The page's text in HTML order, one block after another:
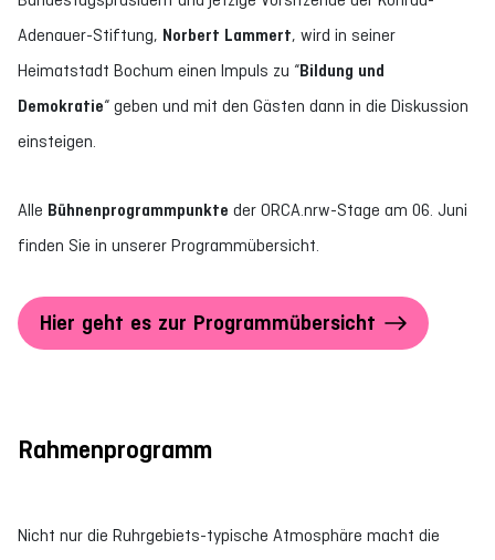
Adenauer-Stiftung, Norbert Lammert, wird in seiner
Heimatstadt Bochum einen Impuls zu “Bildung und
Demokratie“ geben und mit den Gästen dann in die Diskussion
einsteigen.
Alle Bühnenprogrammpunkte der ORCA.nrw-Stage am 06. Juni
finden Sie in unserer Programmübersicht.
Hier geht es zur Programmübersicht
Rahmenprogramm
Nicht nur die Ruhrgebiets-typische Atmosphäre macht die